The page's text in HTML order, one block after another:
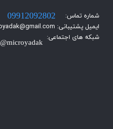
شماره تماس:
ایمیل پشتیبانی: microyadak@gmail.com
شبکه های اجتماعی:
09912092802